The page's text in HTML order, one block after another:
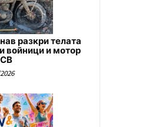
разкри телата
войници и мотор